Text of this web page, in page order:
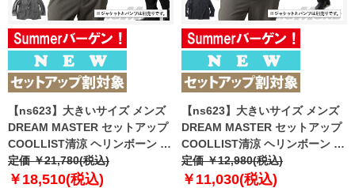
【ns623】大きいサイズ メンズ
DREAM MASTER セットアップ
COOLLIST清涼 ヘリンボーン ス
トレッチ ジャケット 軽量 ウォッ
シャブル スマリラ 春夏新作
定価 ￥21,780(税込)
￥18,510(税込)
【ns623】大きいサイズ メンズ
DREAM MASTER セットアップ
COOLLIST清涼 ヘリンボーン ス
トレッチ ノーカラー ジャケット
軽量 ウォッシャブル スマリラ 春
定価 ￥12,980(税込)
￥11,030(税込)